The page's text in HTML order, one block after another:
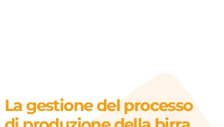
La gestione del processo